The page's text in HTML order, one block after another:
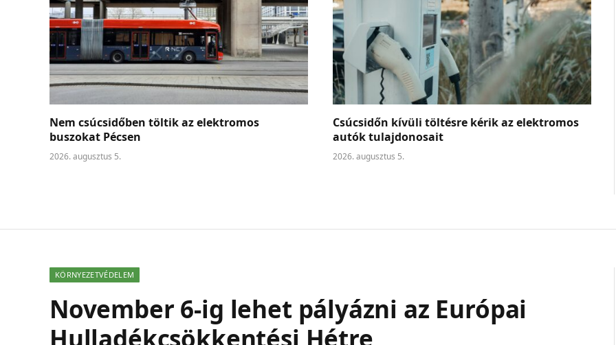
Nem csúcsidőben töltik az elektromos
buszokat Pécsen
2026. augusztus 5.
Csúcsidőn kívüli töltésre kérik az elektromos
autók tulajdonosait
2026. augusztus 5.
KÖRNYEZETVÉDELEM
November 6-ig lehet pályázni az Európai
Hulladékcsökkentési Hétre